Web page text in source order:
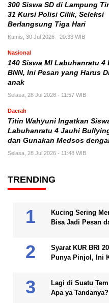
300 Siswa SD di Lampung
31 Kursi Polisi Cilik, Seleksi
Berlangsung Tiga Hari
Kamis, 30 Jul 2026 - 20:33 WIB
Nasional
140 Siswa MI Labuhanratu 4
BNN, Ini Pesan yang Harus
anak
Selasa, 28 Jul 2026 - 11:57 WIB
Daerah
Titin Wahyuni Ingatkan
Labuhanratu 4 Jauhi
dan Gunakan Medsos
Selasa, 28 Jul 2026 - 11:48 WIB
TRENDING
Kucing Sering
Bisa Jadi Pesan
Syarat KUR BRI
Punya Pinjol, Ini
Lagi di Suatu
Apa ya